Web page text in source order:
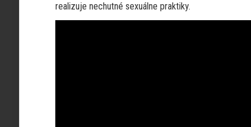
realizuje nechutné sexuálne praktiky.